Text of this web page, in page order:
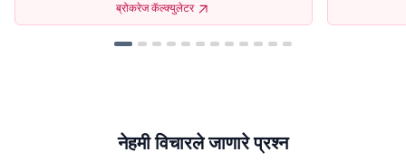
ब्रोकरेज कॅल्क्युलेटर
नेहमी विचारले जाणारे प्रश्न